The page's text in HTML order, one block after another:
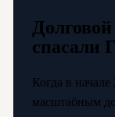
спасали
Когда в
масштабным